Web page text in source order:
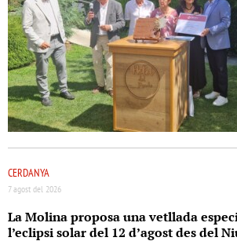
CERDANYA
7 agost del 2026
La Molina proposa una vetllada
l’eclipsi solar del 12 d’agost des del